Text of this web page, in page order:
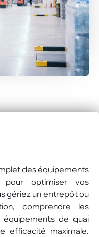
des équipements
pour optimiser vos
gériez un entrepôt ou
comprendre les
de quai
efficacité maximale.